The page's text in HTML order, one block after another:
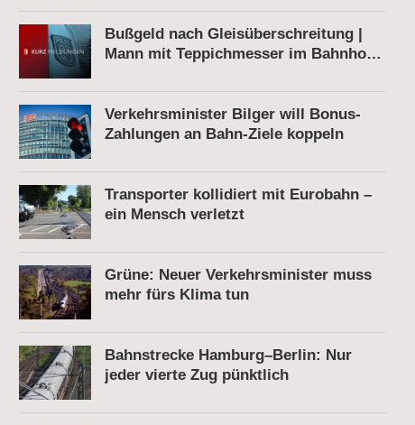
Bußgeld nach Gleisüberschreitung |
Mann mit Teppichmesser im Bahnhof |
festgenommen
Verkehrsminister Bilger will Bonus-
Zahlungen an Bahn-Ziele koppeln
Transporter kollidiert mit Eurobahn –
ein Mensch verletzt
Grüne: Neuer Verkehrsminister muss
mehr fürs Klima tun
Bahnstrecke Hamburg–Berlin: Nur
jeder vierte Zug pünktlich